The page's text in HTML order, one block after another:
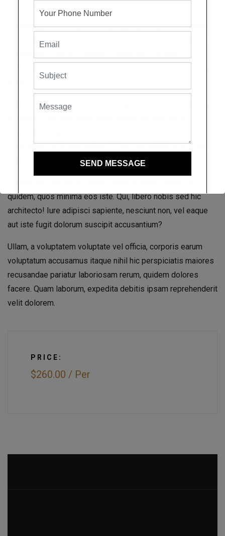
accusantium itaque rerum!
Eveniet repudiandae incidunt adipisci doloremque, saepe
hic consequuntur, nobis? Consectetur omnis saepe modi
Minima culpa ad corporis nihil magni rem ducimus delectus
voluptatem velit praesentium! Quasi cupiditate nisi amet,
quidem, quos minima eos iste. Qui, libero nobis sed hic
architecto! Iure adipisci sapiente, nesciunt non, vel eaque
aut iste fugit dolorum suscipit accusantium?
Ullam, a voluptatem voluptate vel officia, corporis earum
voluptatum accusamus itaque nihil hic perspiciatis maiores
recusandae pariatur laboriosam rerum, quidem dolores
facere. Quam laborum, expedita debitis ipsam reprehenderit
velit dolorem.
PRICE:
$260.00 / Per